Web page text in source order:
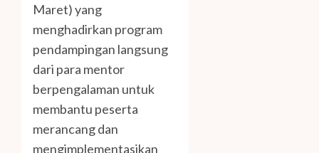
Maret) yang
menghadirkan program
pendampingan langsung
dari para mentor
berpengalaman untuk
membantu peserta
merancang dan
mengimplementasikan